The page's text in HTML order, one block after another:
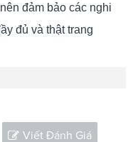
đảm bảo các nghi
đủ và thật trang
Viết Đánh Giá